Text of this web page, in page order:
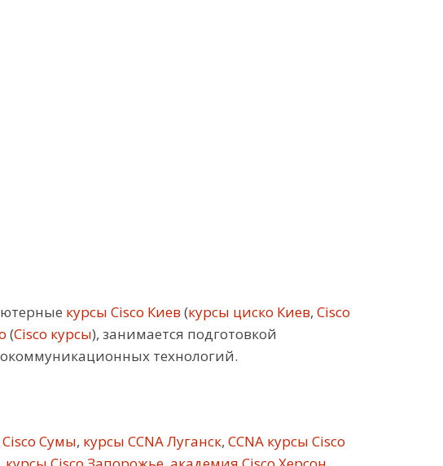
курсы Cisco Киев (курсы циско Киев, Cisco
(Cisco курсы), занимается подготовкой
технологий.
Сумы, курсы CCNA Луганск, CCNA курсы Cisco